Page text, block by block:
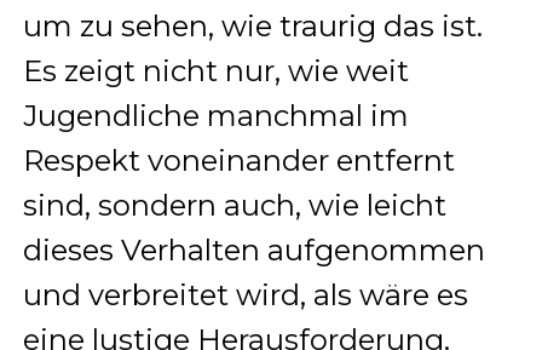
um zu sehen, wie traurig das ist.
Es zeigt nicht nur, wie weit
Jugendliche manchmal im
Respekt voneinander entfernt
sind, sondern auch, wie leicht
dieses Verhalten aufgenommen
und verbreitet wird, als wäre es
eine lustige Herausforderung.